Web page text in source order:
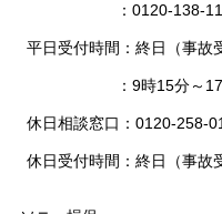
：0120-138-
平日受付時間：終日（事故
：9時15分～
休日相談窓口：0120-258-
休日受付時間：終日（事故